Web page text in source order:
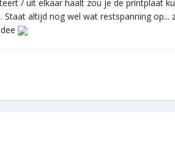
/ uit elkaar haalt zou je de printplaat
altijd nog wel wat restspanning op...